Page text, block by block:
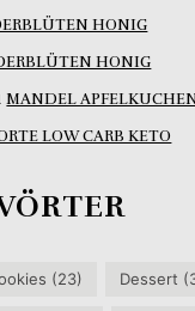
HONIG
HONIG
MANDEL
LOW CARB KETO
(23) Dessert